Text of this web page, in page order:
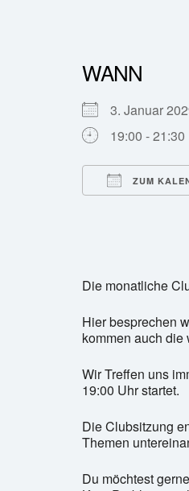
WANN
3. Januar
19:00 - 21:30
ZUM
Die monatliche
Hier besprechen
kommen auch
Wir Treffen uns
19:00 Uhr startet.
Die Clubsitzung
Themen
Du möchtest